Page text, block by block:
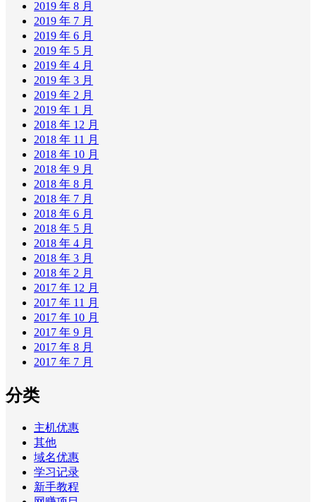
2019 年 8 月
2019 年 7 月
2019 年 6 月
2019 年 5 月
2019 年 4 月
2019 年 3 月
2019 年 2 月
2019 年 1 月
2018 年 12 月
2018 年 11 月
2018 年 10 月
2018 年 9 月
2018 年 8 月
2018 年 7 月
2018 年 6 月
2018 年 5 月
2018 年 4 月
2018 年 3 月
2018 年 2 月
2017 年 12 月
2017 年 11 月
2017 年 10 月
2017 年 9 月
2017 年 8 月
2017 年 7 月
分类
主机优惠
其他
域名优惠
学习记录
新手教程